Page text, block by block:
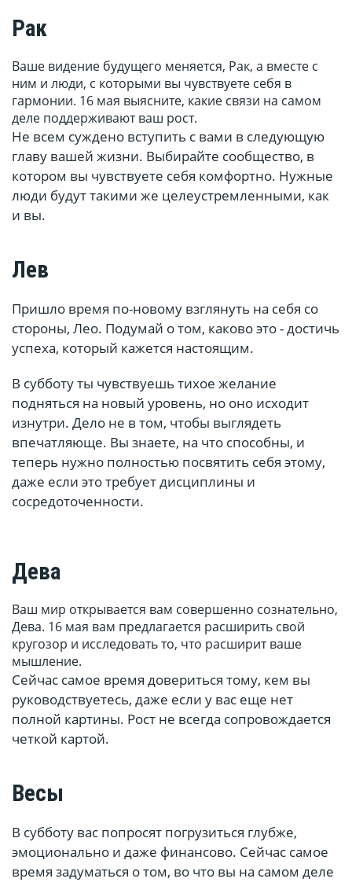
Рак
Ваше видение будущего меняется, Рак, а вместе с
ним и люди, с которыми вы чувствуете себя в
гармонии. 16 мая выясните, какие связи на самом
деле поддерживают ваш рост.
Не всем суждено вступить с вами в следующую
главу вашей жизни. Выбирайте сообщество, в
котором вы чувствуете себя комфортно. Нужные
люди будут такими же целеустремленными, как
и вы.
Лев
Пришло время по-новому взглянуть на себя со
стороны, Лео. Подумай о том, каково это - достичь
успеха, который кажется настоящим.
В субботу ты чувствуешь тихое желание
подняться на новый уровень, но оно исходит
изнутри. Дело не в том, чтобы выглядеть
впечатляюще. Вы знаете, на что способны, и
теперь нужно полностью посвятить себя этому,
даже если это требует дисциплины и
сосредоточенности.
Дева
Ваш мир открывается вам совершенно сознательно,
Дева. 16 мая вам предлагается расширить свой
кругозор и исследовать то, что расширит ваше
мышление.
Сейчас самое время довериться тому, кем вы
руководствуетесь, даже если у вас еще нет
полной картины. Рост не всегда сопровождается
четкой картой.
Весы
В субботу вас попросят погрузиться глубже,
эмоционально и даже финансово. Сейчас самое
время задуматься о том, во что вы на самом деле